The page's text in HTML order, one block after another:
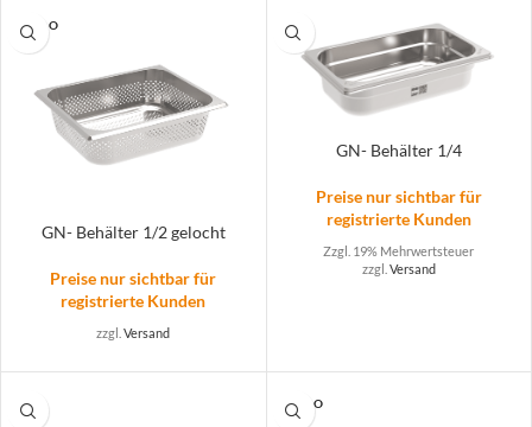
SOLD O
UT
GN- Behälter 1/2 gelocht
Preise nur sichtbar für
registrierte Kunden
zzgl.Versand
GN- Behälter 1/4
Preise nur sichtbar für
registrierte Kunden
Zzgl. 19% Mehrwertsteuer
zzgl. Versand
SOLD O
UT